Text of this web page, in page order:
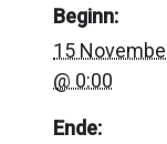
Beginn:
15
@ 0:00
Ende: